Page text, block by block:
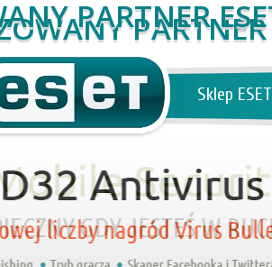
PARTNER
Sklep ESET